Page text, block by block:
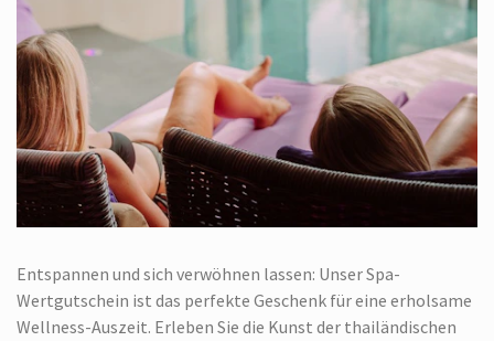
Entspannen und sich verwöhnen lassen: Unser Spa-
Wertgutschein ist das perfekte Geschenk für eine erholsame
Wellness-Auszeit. Erleben Sie die Kunst der thailändischen